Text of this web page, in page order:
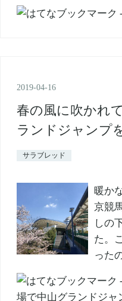
2019-04-16
春の風に吹かれ
ランドジャンプ
サラブレッド
暖か
京競
しの
た。
った